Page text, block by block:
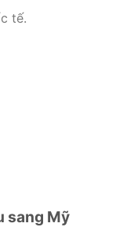
tế.
sang Mỹ